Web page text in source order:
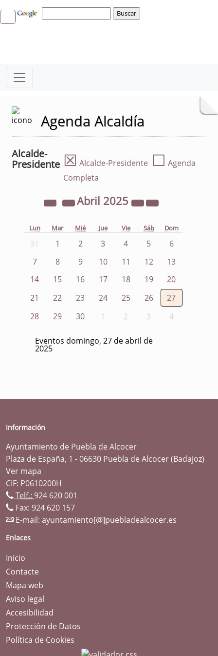
Agenda Alcaldía
Alcalde-
Presidente ☒ Alcalde-Presidente ☐ Agenda
Completa
Abril 2025
Lun Mar Mié Jue Vie Sáb Dom
31 1 2 3 4 5
6
7
8 9 10 11 12
13
14
15 16 17 18 19
20
21
22 23 24 25 26
27
28
29 30 1 2 3 4
Eventos domingo, 27 de abril de
2025
Información
Ayuntamiento de Puebla de Alcocer
Plaza de España, 1 - 06630 Puebla de Alcocer (Badajoz)
Ver mapa
CIF: P0610200H
Telf.: 924 620 001
Fax: 924 620 157
E-mail: ayuntamiento[@]puebladealcocer.es
Enlaces
Inicio
Contacte
Mapa web
Aviso legal
Accesibilidad
Protección de Datos
Política de Cookies